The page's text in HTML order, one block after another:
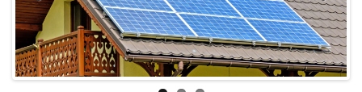
Previous Next